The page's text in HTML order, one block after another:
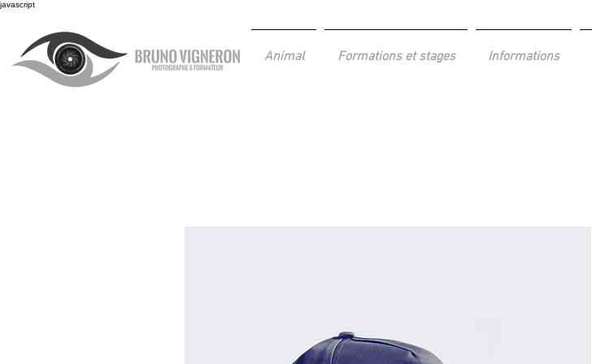
javascript
Animal Formations et stages Informations